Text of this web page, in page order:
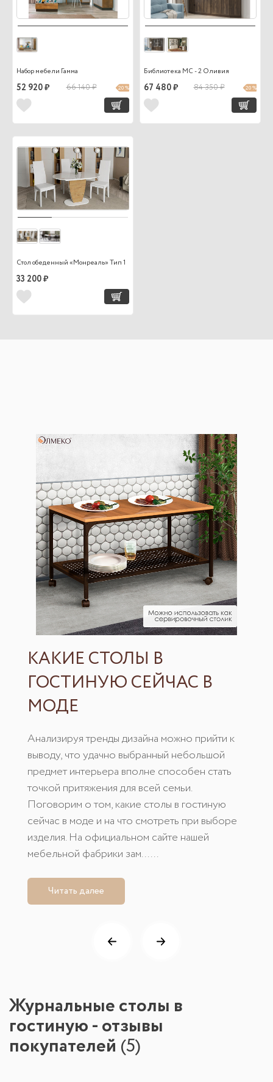
Набор мебели Гамма
52 920 ₽ 66 140 ₽ 20 %
Библиотека МС - 2 Оливия
67 480 ₽ 84 350 ₽ 20 %
Стол обеденный «Монреаль» Тип 1
33 200 ₽
КАКИЕ СТОЛЫ В
ГОСТИНУЮ СЕЙЧАС В
МОДЕ
Анализируя тренды дизайна можно прийти к
выводу, что удачно выбранный небольшой
предмет интерьера вполне способен стать
точкой притяжения для всей семьи.
Поговорим о том, какие столы в гостиную
сейчас в моде и на что смотреть при выборе
изделия. На официальном сайте нашей
мебельной фабрики зам......
Читать далее
Журнальные столы в
гостиную - отзывы
покупателей (5)